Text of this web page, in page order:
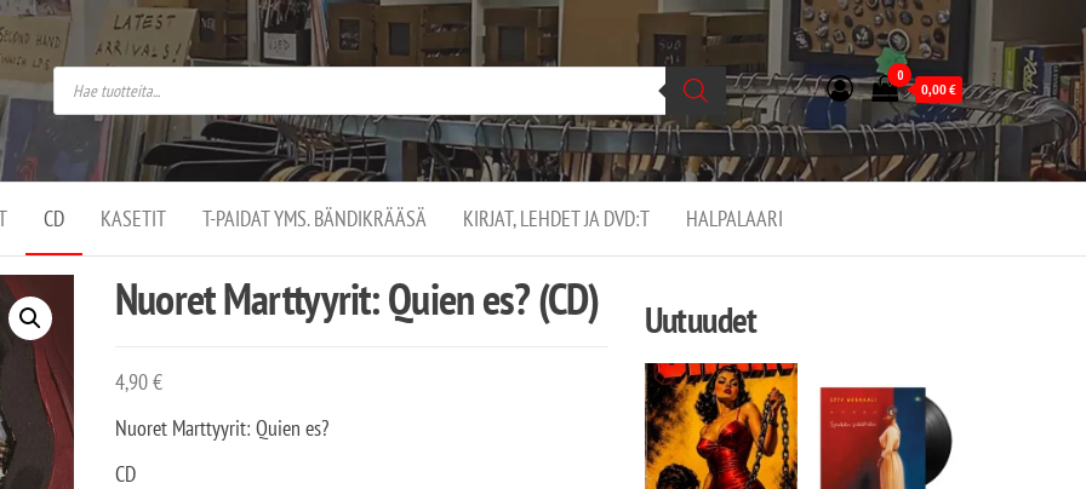
–
on
0
0,00€
CD KASETIT T-PAIDAT YMS. BÄNDIKRÄÄSÄ KIRJAT, LEHDET JA DVD:T HALPALAARI
Nuoret Marttyyrit: Quien es? (CD)
4,90€
Nuoret Marttyyrit: Quien es?
CD
Uutuudet